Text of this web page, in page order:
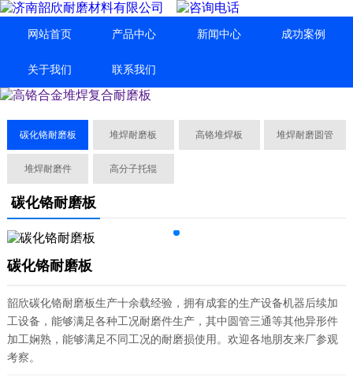
网站首页 产品中心 新闻中心 成功案例
关于我们 联系我们
碳化铬耐磨板 堆焊耐磨板 高铬堆焊板 堆焊耐磨圆管
堆焊耐磨件 高分子托辊
碳化铬耐磨板
碳化铬耐磨板
韶欣碳化铬耐磨板生产十余载经验，拥有成套的生产设备机器后续加
工设备，能够满足各种工况耐磨件生产，其中圆管三通等其他异形件
加工娴熟，能够满足不同工况的耐磨损使用。欢迎各地朋友来厂参观
考察。